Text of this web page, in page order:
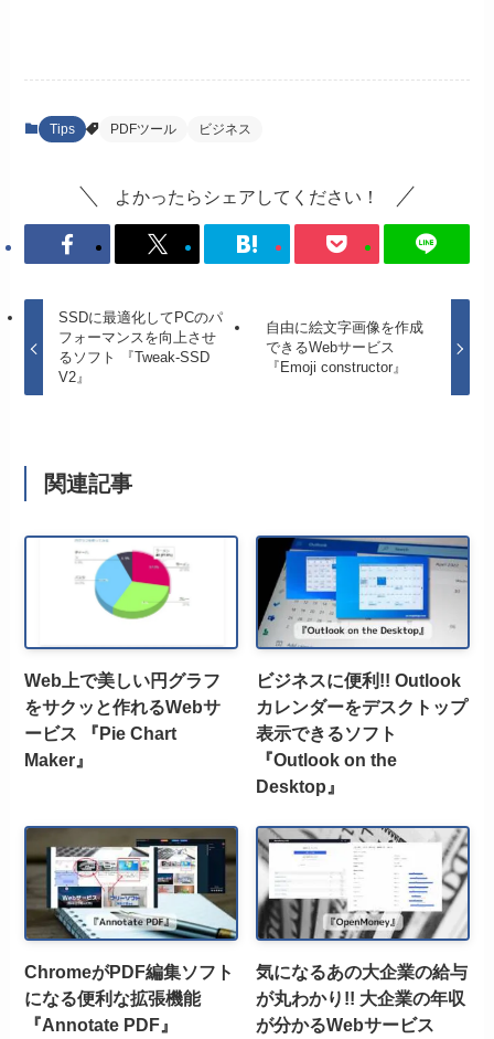
Tips PDFツール ビジネス
よかったらシェアしてください！
SSDに最適化してPCのパ
フォーマンスを向上させ
るソフト 『Tweak-SSD
V2』
自由に絵文字画像を作成
できるWebサービス
『Emoji constructor』
関連記事
Web上で美しい円グラフ
をサクッと作れるWebサ
ービス 『Pie Chart
Maker』
ビジネスに便利!! Outlook
カレンダーをデスクトップ
表示できるソフト
『Outlook on the
Desktop』
ChromeがPDF編集ソフト
になる便利な拡張機能
『Annotate PDF』
気になるあの大企業の給与
が丸わかり!! 大企業の年収
が分かるWebサービス